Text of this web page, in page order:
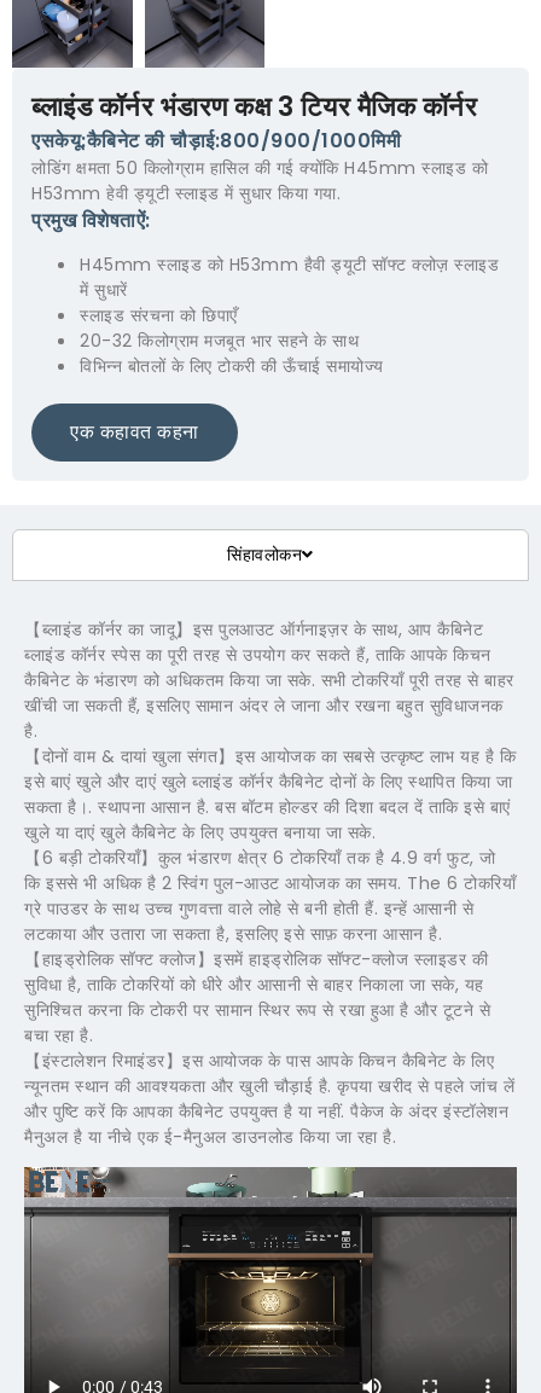
ब्लाइंड कॉर्नर भंडारण कक्ष 3 टियर मैजिक कॉर्नर
एसकेयू:कैबिनेट की चौड़ाई:800/900/1000मिमी
लोडिंग क्षमता 50 किलोग्राम हासिल की गई क्योंकि H45mm स्लाइड को
H53mm हेवी ड्यूटी स्लाइड में सुधार किया गया.
प्रमुख विशेषताऐं:
H45mm स्लाइड को H53mm हैवी ड्यूटी सॉफ्ट क्लोज़ स्लाइड
में सुधारें
स्लाइड संरचना को छिपाएँ
20-32 किलोग्राम मजबूत भार सहने के साथ
विभिन्न बोतलों के लिए टोकरी की ऊँचाई समायोज्य
एक कहावत कहना
सिंहावलोकन
【ब्लाइंड कॉर्नर का जादू】इस पुलआउट ऑर्गनाइज़र के साथ, आप कैबिनेट
ब्लाइंड कॉर्नर स्पेस का पूरी तरह से उपयोग कर सकते हैं, ताकि आपके किचन
कैबिनेट के भंडारण को अधिकतम किया जा सके. सभी टोकरियाँ पूरी तरह से बाहर
खींची जा सकती हैं, इसलिए सामान अंदर ले जाना और रखना बहुत सुविधाजनक
है.
【दोनों वाम & दायां खुला संगत】इस आयोजक का सबसे उत्कृष्ट लाभ यह है कि
इसे बाएं खुले और दाएं खुले ब्लाइंड कॉर्नर कैबिनेट दोनों के लिए स्थापित किया जा
सकता है।. स्थापना आसान है. बस बॉटम होल्डर की दिशा बदल दें ताकि इसे बाएं
खुले या दाएं खुले कैबिनेट के लिए उपयुक्त बनाया जा सके.
【6 बड़ी टोकरियाँ】कुल भंडारण क्षेत्र 6 टोकरियाँ तक है 4.9 वर्ग फुट, जो
कि इससे भी अधिक है 2 स्विंग पुल-आउट आयोजक का समय. The 6 टोकरियाँ
ग्रे पाउडर के साथ उच्च गुणवत्ता वाले लोहे से बनी होती हैं. इन्हें आसानी से
लटकाया और उतारा जा सकता है, इसलिए इसे साफ़ करना आसान है.
【हाइड्रोलिक सॉफ्ट क्लोज】इसमें हाइड्रोलिक सॉफ्ट-क्लोज स्लाइडर की
सुविधा है, ताकि टोकरियों को धीरे और आसानी से बाहर निकाला जा सके, यह
सुनिश्चित करना कि टोकरी पर सामान स्थिर रूप से रखा हुआ है और टूटने से
बचा रहा है.
【इंस्टालेशन रिमाइंडर】इस आयोजक के पास आपके किचन कैबिनेट के लिए
न्यूनतम स्थान की आवश्यकता और खुली चौड़ाई है. कृपया खरीद से पहले जांच लें
और पुष्टि करें कि आपका कैबिनेट उपयुक्त है या नहीं. पैकेज के अंदर इंस्टॉलेशन
मैनुअल है या नीचे एक ई-मैनुअल डाउनलोड किया जा रहा है.